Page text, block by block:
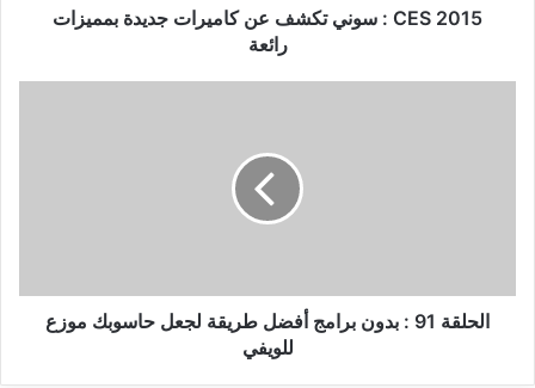
CES 2015 : سوني تكشف عن كاميرات جديدة بمميزات
رائعة
حاسوبك
موزع
الحلقة 91 : بدون برامج أفضل طريقة لجعل حاسوبك موزع
للويفي